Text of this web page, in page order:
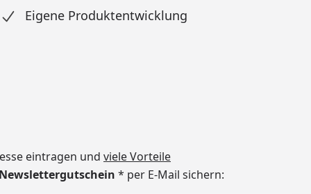
Eigene Produktentwicklung
eintragen und viele Vorteile
* per E-Mail sichern: